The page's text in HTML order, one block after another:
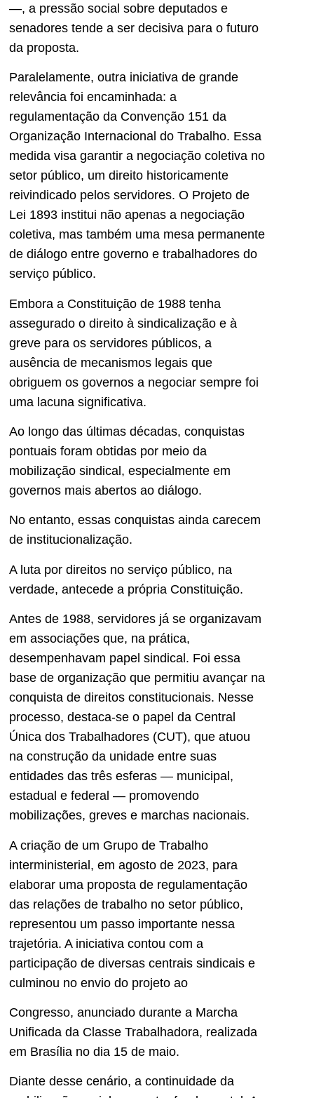
—, a pressão social sobre deputados e
senadores tende a ser decisiva para o futuro
da proposta.
Paralelamente, outra iniciativa de grande
relevância foi encaminhada: a
regulamentação da Convenção 151 da
Organização Internacional do Trabalho. Essa
medida visa garantir a negociação coletiva no
setor público, um direito historicamente
reivindicado pelos servidores. O Projeto de
Lei 1893 institui não apenas a negociação
coletiva, mas também uma mesa permanente
de diálogo entre governo e trabalhadores do
serviço público.
Embora a Constituição de 1988 tenha
assegurado o direito à sindicalização e à
greve para os servidores públicos, a
ausência de mecanismos legais que
obriguem os governos a negociar sempre foi
uma lacuna significativa.
Ao longo das últimas décadas, conquistas
pontuais foram obtidas por meio da
mobilização sindical, especialmente em
governos mais abertos ao diálogo.
No entanto, essas conquistas ainda carecem
de institucionalização.
A luta por direitos no serviço público, na
verdade, antecede a própria Constituição.
Antes de 1988, servidores já se organizavam
em associações que, na prática,
desempenhavam papel sindical. Foi essa
base de organização que permitiu avançar na
conquista de direitos constitucionais. Nesse
processo, destaca-se o papel da Central
Única dos Trabalhadores (CUT), que atuou
na construção da unidade entre suas
entidades das três esferas — municipal,
estadual e federal — promovendo
mobilizações, greves e marchas nacionais.
A criação de um Grupo de Trabalho
interministerial, em agosto de 2023, para
elaborar uma proposta de regulamentação
das relações de trabalho no setor público,
representou um passo importante nessa
trajetória. A iniciativa contou com a
participação de diversas centrais sindicais e
culminou no envio do projeto ao
Congresso, anunciado durante a Marcha
Unificada da Classe Trabalhadora, realizada
em Brasília no dia 15 de maio.
Diante desse cenário, a continuidade da